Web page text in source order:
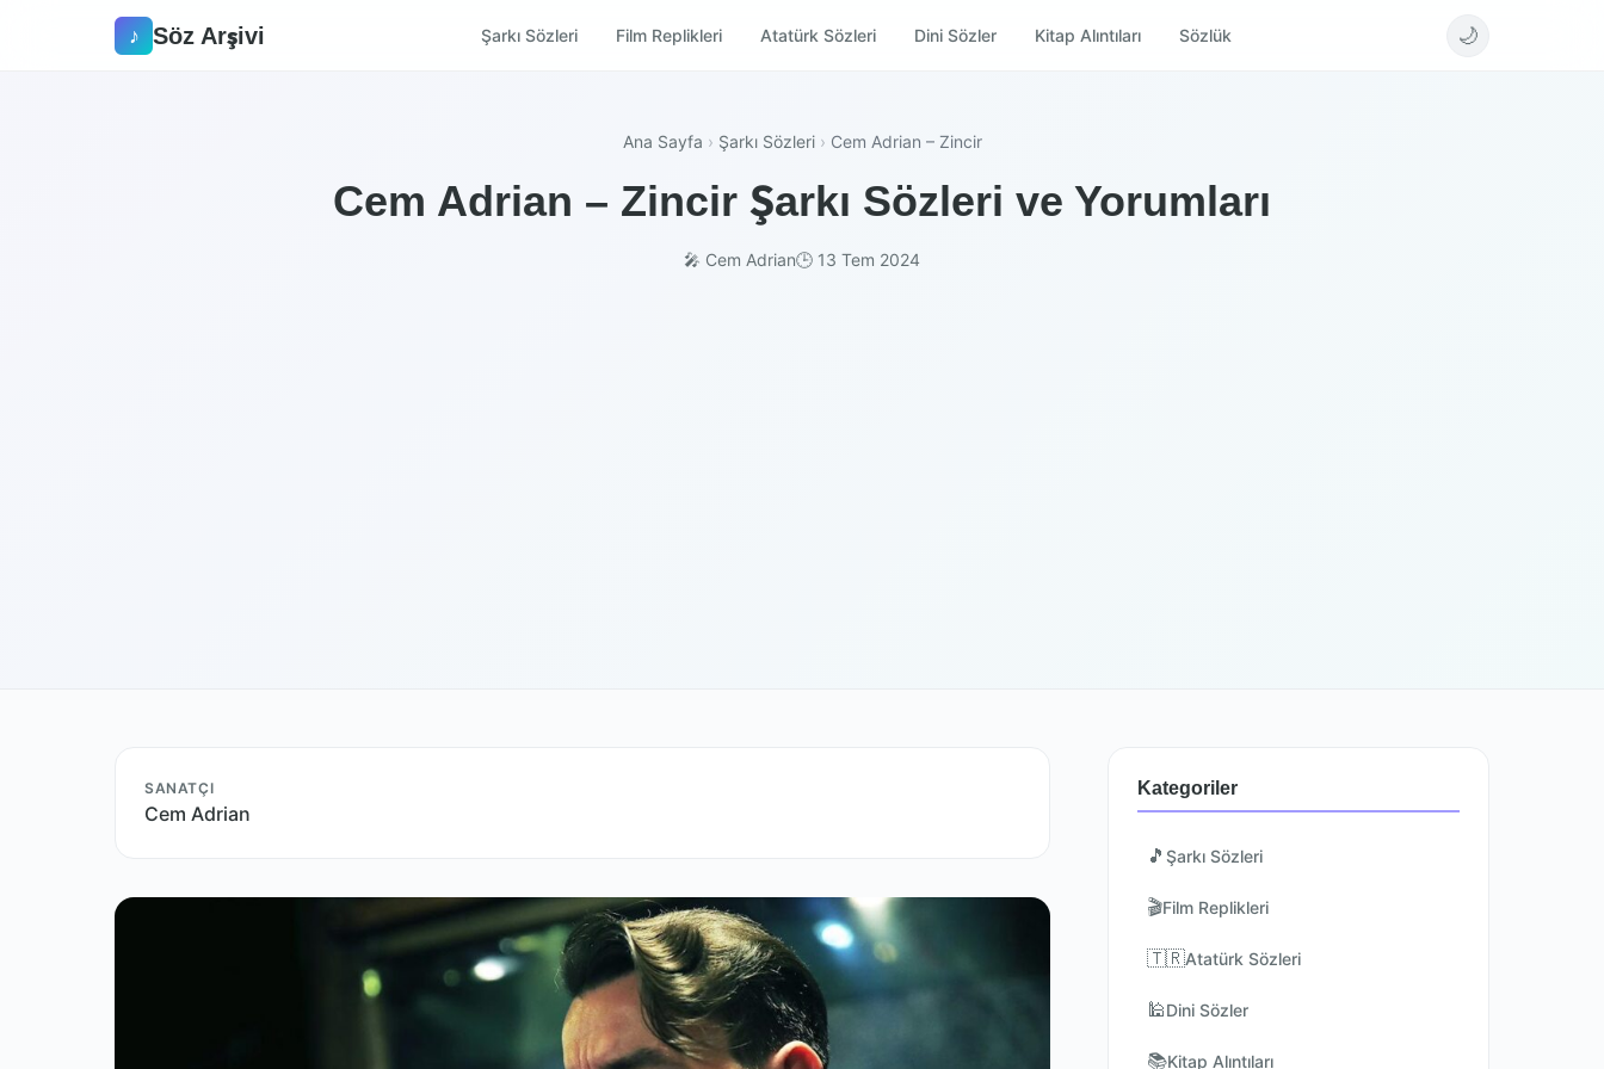
♪ Söz Arşivi Şarkı Sözleri Film Replikleri Atatürk Sözleri Dini Sözler Kitap Alıntıları Sözlük 🌙
Ana Sayfa › Şarkı Sözleri › Cem Adrian – Zincir
Cem Adrian – Zincir Şarkı Sözleri ve Yorumları
🎤 Cem Adrian🕒 13 Tem 2024
SANATÇI
Cem Adrian
Kategoriler
🎵 Şarkı Sözleri
🎬Film Replikleri
🇹🇷Atatürk Sözleri
🕌Dini Sözler
📚Kitap Alıntıları